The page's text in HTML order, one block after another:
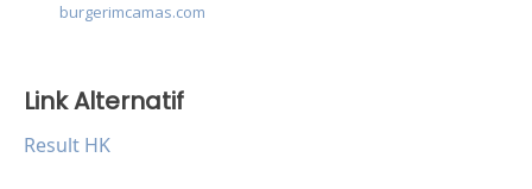
burgerimcamas.com
Link Alternatif
Result HK